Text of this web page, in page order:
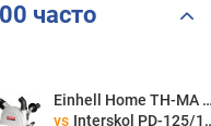
часто
Einhell Home
vs Interskol PD-125/1400E